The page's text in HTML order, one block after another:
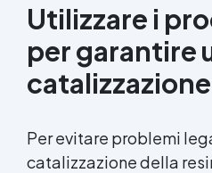
Utilizzare i
per garantire
catalizzazione
Per evitare problemi
catalizzazione della